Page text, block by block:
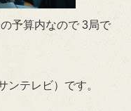
予算内なので 3局で
ンテレビ）です。